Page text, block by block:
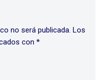
no será publicada. Los
con *